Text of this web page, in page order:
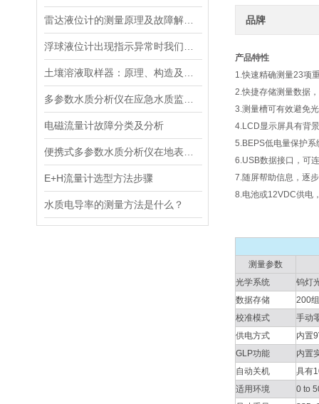
电磁流量计故障分类及分析
E+H流量计选型方法步骤
水质电导率的测量方法是什么？
品牌
产品特性
1.快速精确测量23项
2.快捷存储测量数据
3.测量槽可有效避免
4.LCD显示屏具有背
5.BEPS低电量保护系
6.USB数据接口，可
7.随屏帮助信息，逐
8.电池或12VDC供电
测量参数
光学系统
钨灯
数据存储
200
校准模式
手动
供电方式
内置
GLP功能
内置
自动关机
具有
适用环境
0 to